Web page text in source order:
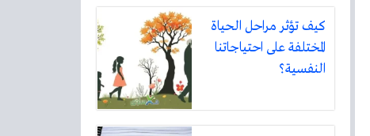
كيف تؤثر مراحل الحياة
المختلفة على احتياجاتنا
النفسية؟